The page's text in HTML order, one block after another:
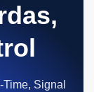
Signal